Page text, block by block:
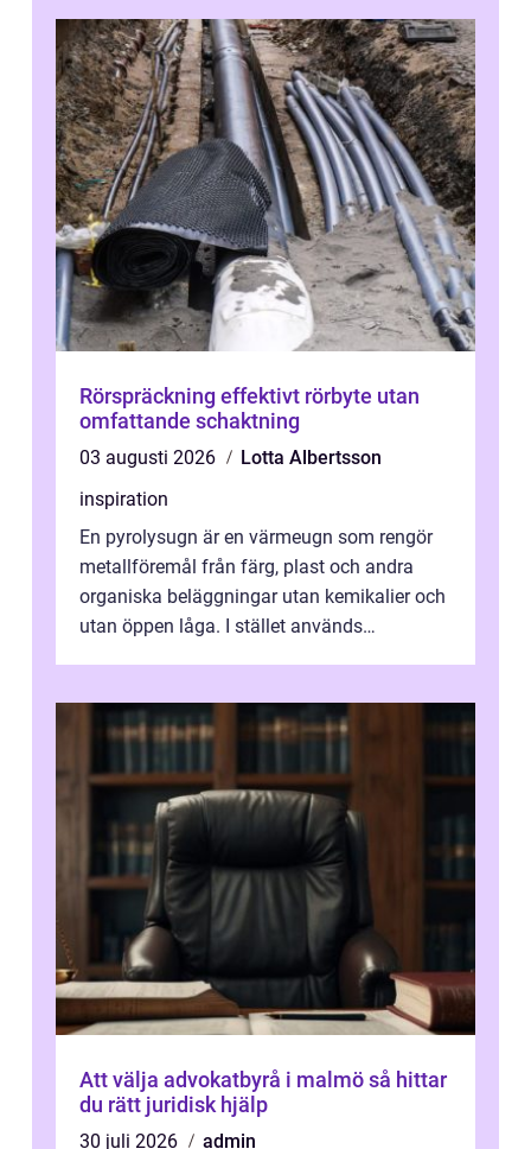
Rörspräckning effektivt rörbyte utan
omfattande schaktning
03 augusti 2026
Lotta Albertsson
inspiration
En pyrolysugn är en värmeugn som rengör
metallföremål från färg, plast och andra
organiska beläggningar utan kemikalier och
utan öppen låga. I stället används
Att välja advokatbyrå i malmö så hittar
du rätt juridisk hjälp
30 juli 2026
admin